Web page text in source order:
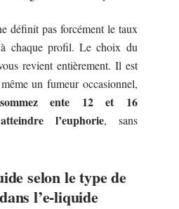
définit pas forcément le taux
chaque profil. Le choix du
revient entièrement. Il est
un fumeur occasionnel,
ente 12 et 16
l’euphorie, sans
selon le type de
l’e-liquide